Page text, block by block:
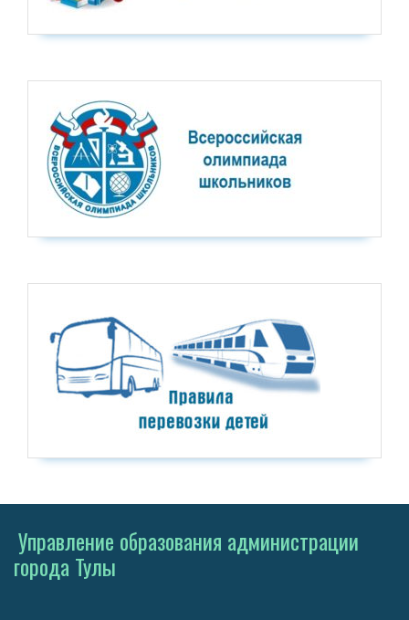
Управление образования администрации
города Тулы